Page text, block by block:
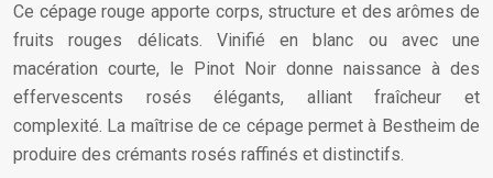
Ce cépage rouge apporte corps, structure et des arômes de
fruits rouges délicats. Vinifié en blanc ou avec une
macération courte, le Pinot Noir donne naissance à des
effervescents rosés élégants, alliant fraîcheur et
complexité. La maîtrise de ce cépage permet à Bestheim de
produire des crémants rosés raffinés et distinctifs.